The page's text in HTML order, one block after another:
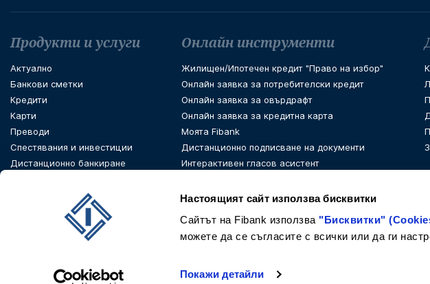
Настоящият сайт използва бисквитки
Сайтът на Fibank използва "Бисквитки"
можете да се съгласите с всички или да ги
Покажи детайли
Футър навигация
Продукти и услуги
Актуално
Банкови сметки
Кредити
Карти
Преводи
Спестявания и инвестиции
Дистанционно банкиране
Онлайн инструменти
Жилищен/Ипотечен кредит "Право на избор"
Онлайн заявка за потребителски кредит
Онлайн заявка за овърдрафт
Онлайн заявка за кредитна карта
Моята Fibank
Дистанционно подписване на документи
Интерактивен гласов асистент